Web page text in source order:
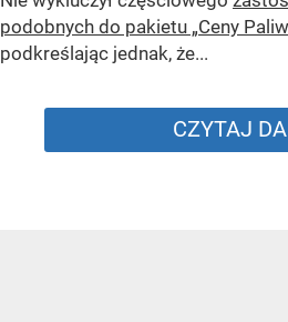
podobnych do pakietu „Ceny
podkreślając jednak, że...
CZYTAJ